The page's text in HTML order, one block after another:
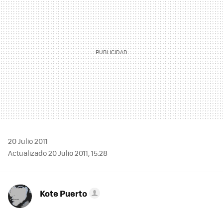
20 Julio 2011
Actualizado 20 Julio 2011, 15:28
Kote Puerto